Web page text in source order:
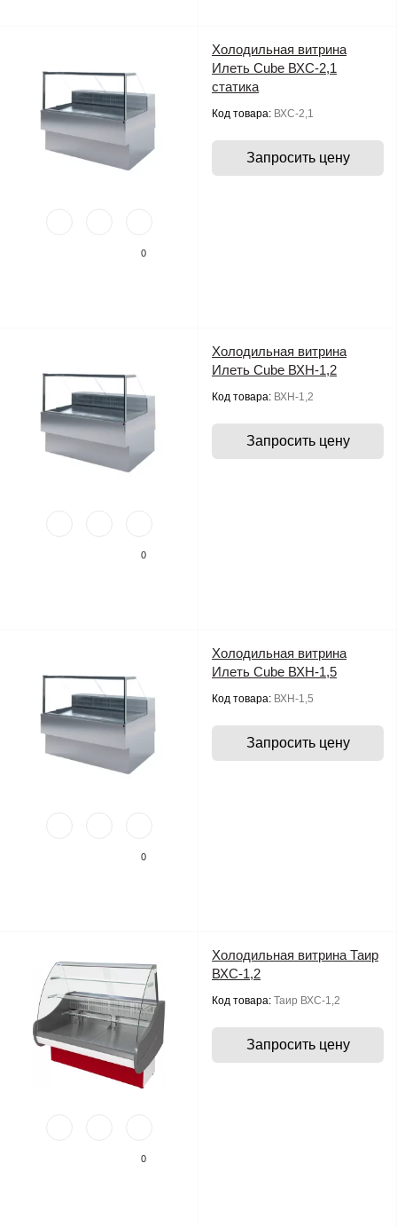
0
Холодильная витрина
Илеть Cube ВХС-2,1
статика
Код товара: ВХС-2,1
Запросить цену
0
Холодильная витрина
Илеть Cube ВХН-1,2
Код товара: ВХН-1,2
Запросить цену
0
Холодильная витрина
Илеть Cube ВХН-1,5
Код товара: ВХН-1,5
Запросить цену
0
Холодильная витрина Таир
ВХС-1,2
Код товара: Таир ВХС-1,2
Запросить цену